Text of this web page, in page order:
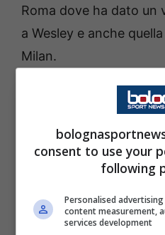
Roma dove ha dato un
a Wesley e anche
Milan.
Bologna, la situazione di
consent to use your
following
Personalised
content measurement,
services development